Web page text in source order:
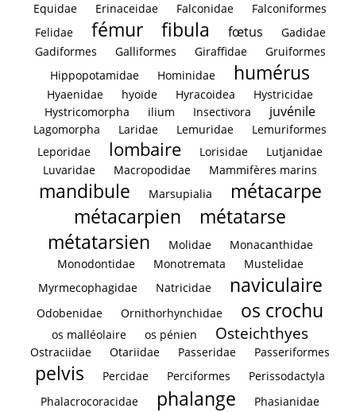
Equidae
Erinaceidae Falconidae
Falconiformes
Felidae
fémur fibula fœtus
Gadidae
Gadiformes
Galliformes Giraffidae
Gruiformes
Hippopotamidae
Hominidae humérus
Hyaenidae hyoïde Hyracoidea
Hystricidae
Hystricomorpha
ilium Insectivora juvénile
Lagomorpha Laridae Lemuridae
Lemuriformes
Leporidae
lombaire Lorisidae
Lutjanidae
Luvaridae
Macropodidae Mammifères marins
mandibule Marsupialia
métacarpe
métacarpien
métatarse
métatarsien
Molidae
Monacanthidae
Monodontidae
Monotremata
Mustelidae
Myrmecophagidae
Natricidae naviculaire
Odobenidae Ornithorhynchidae os crochu
os malléolaire os pénien Osteichthyes
Ostraciidae Otariidae Passeridae Passeriformes
pelvis Percidae Perciformes
Perissodactyla
Phalacrocoracidae
phalange
Phasianidae